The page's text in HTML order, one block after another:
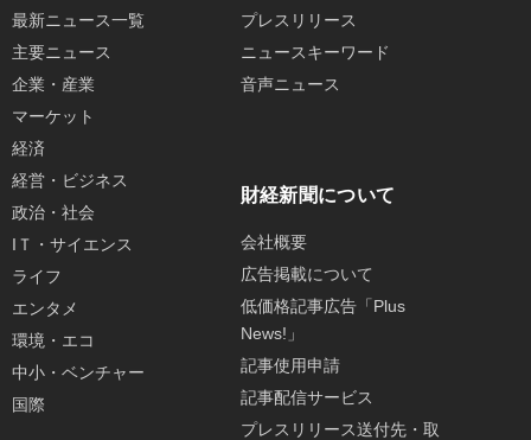
最新ニュース一覧
主要ニュース
企業・産業
マーケット
経済
経営・ビジネス
政治・社会
IＴ・サイエンス
ライフ
エンタメ
環境・エコ
中小・ベンチャー
国際
プレスリリース
ニュースキーワード
音声ニュース
財経新聞について
会社概要
広告掲載について
低価格記事広告「Plus
News!」
記事使用申請
記事配信サービス
プレスリリース送付先・取